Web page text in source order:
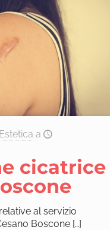
a
cicatrice
al servizio
Boscone[…]